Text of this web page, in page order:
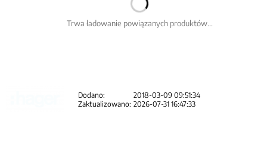
Trwa ładowanie powiązanych produktów...
Dodano:
2018-03-09 09:51:34
Zaktualizowano: 2026-07-31 16:47:33